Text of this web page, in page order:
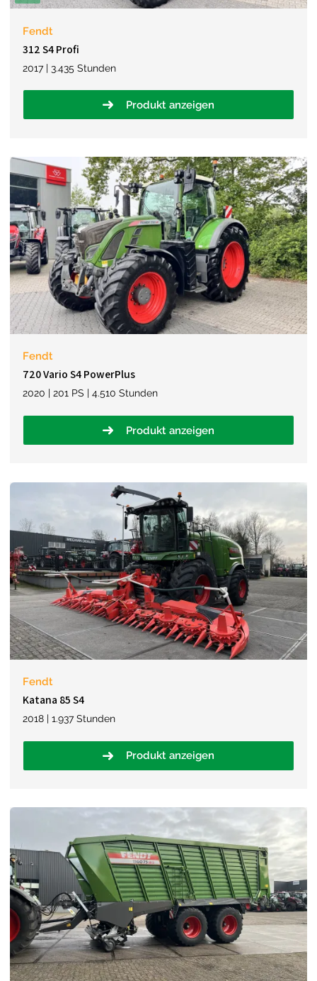
Fendt
312 S4 Profi
2017 | 3.435 Stunden
Produkt anzeigen
Fendt
720 Vario S4 PowerPlus
2020 | 201 PS | 4.510 Stunden
Produkt anzeigen
Fendt
Katana 85 S4
2018 | 1.937 Stunden
Produkt anzeigen